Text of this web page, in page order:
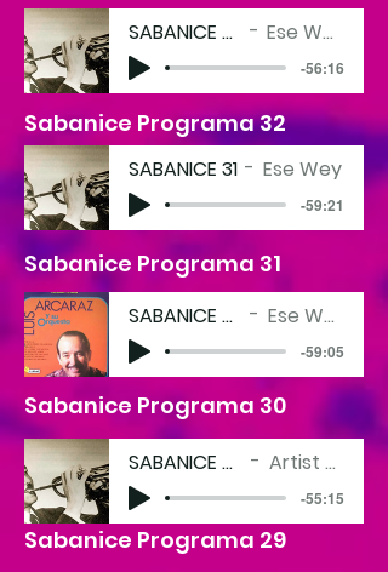
SABANICE 32 Ese Wey
-56:16
Sabanice Programa 32
SABANICE 31 Ese Wey
-59:21
Sabanice Programa 31
SABANICE 30 Ese Wey
-59:05
Sabanice Programa 30
SABANICE 027 LQ Artist Name
-55:15
Sabanice Programa 29